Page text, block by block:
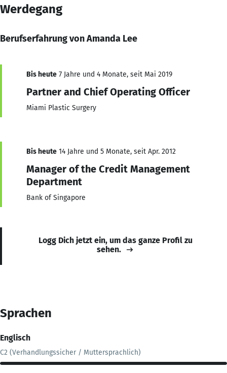
Werdegang
Berufserfahrung von Amanda Lee
Bis heute 7 Jahre und 4 Monate, seit Mai 2019
Partner and Chief Operating Officer
Miami Plastic Surgery
Bis heute 14 Jahre und 5 Monate, seit Apr. 2012
Manager of the Credit Management
Department
Bank of Singapore
Logg Dich jetzt ein, um das ganze Profil zu
sehen.
Sprachen
Englisch
C2 (Verhandlungssicher / Muttersprachlich)